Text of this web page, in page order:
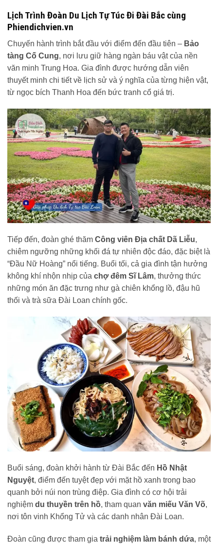
Lịch Trình Đoàn Du Lịch Tự Túc Đi Đài Bắc cùng
Phiendichvien.vn
Chuyến hành trình bắt đầu với điểm đến đầu tiên – Bảo
tàng Cố Cung, nơi lưu giữ hàng ngàn báu vật của nền
văn minh Trung Hoa. Gia đình được hướng dẫn viên
thuyết minh chi tiết về lịch sử và ý nghĩa của từng hiện vật,
từ ngọc bích Thanh Hoa đến bức tranh cổ giá trị.
Tiếp đến, đoàn ghé thăm Công viên Địa chất Dã Liễu,
chiêm ngưỡng những khối đá tự nhiên độc đáo, đặc biệt là
“Đầu Nữ Hoàng” nổi tiếng. Buổi tối, cả gia đình tận hưởng
không khí nhộn nhịp của chợ đêm Sĩ Lâm, thưởng thức
những món ăn đặc trưng như gà chiên khổng lồ, đậu hũ
thối và trà sữa Đài Loan chính gốc.
Buổi sáng, đoàn khởi hành từ Đài Bắc đến Hồ Nhật
Nguyệt, điểm đến tuyệt đẹp với mặt hồ xanh trong bao
quanh bởi núi non trùng điệp. Gia đình có cơ hội trải
nghiệm du thuyền trên hồ, tham quan văn miếu Văn Võ,
nơi tôn vinh Khổng Tử và các danh nhân Đài Loan.
Đoàn cũng được tham gia trải nghiệm làm bánh dứa, một